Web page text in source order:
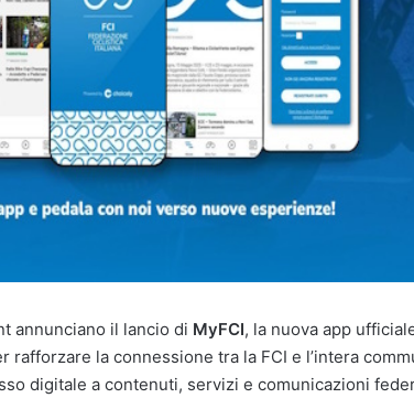
annunciano il lancio di MyFCI, la nuova app
rafforzare la connessione tra la FCI e l’intera
digitale a contenuti, servizi e comunicazioni